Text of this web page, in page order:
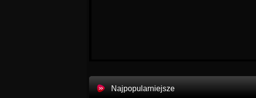
Najpopularniejsze